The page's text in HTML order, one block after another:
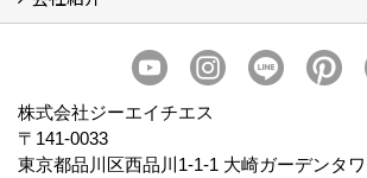
スタッフ紹介
個人情報保護方針
株式会社ジーエイチエス
〒141-0033
東京都品川区西品川1-1-1 大崎ガーデンタ